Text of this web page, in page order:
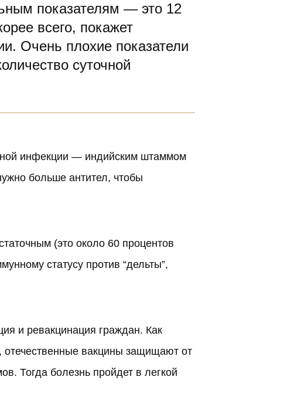
показателям — это 12
всего, покажет
Очень плохие показатели
суточной
инфекции — индийским штаммом
больше антител, чтобы
(это около 60 процентов
статусу против “дельты”,
и ревакцинация граждан. Как
отечественные вакцины защищают от
Тогда болезнь пройдет в легкой